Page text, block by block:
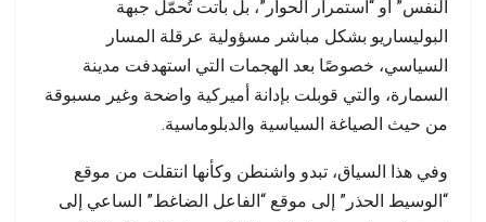
النفس” أو “استمرار الحوار”، بل باتت تُحمّل جبهة
البوليساريو بشكل مباشر مسؤولية عرقلة المسار
السياسي، خصوصًا بعد الهجمات التي استهدفت مدينة
السمارة، والتي قوبلت بإدانة أميركية واضحة وغير مسبوقة
من حيث الصياغة السياسية والدبلوماسية.
وفي هذا السياق، تبدو واشنطن وكأنها انتقلت من موقع
“الوسيط الحذر” إلى موقع “الفاعل الضاغط” الساعي إلى